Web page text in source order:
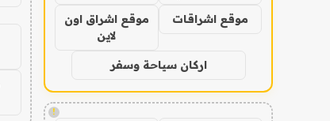
موقع اشراقات
موقع اشراق اون
لاين
اركان سياحة وسفر
!